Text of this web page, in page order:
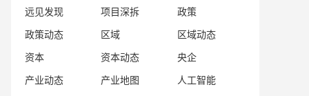
远见发现
项目深拆
政策
政策动态
区域
区域动态
资本
资本动态
央企
产业动态
产业地图
人工智能